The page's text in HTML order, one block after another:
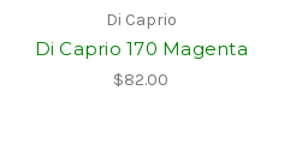
Di Caprio
Di Caprio 170 Magenta
$82.00